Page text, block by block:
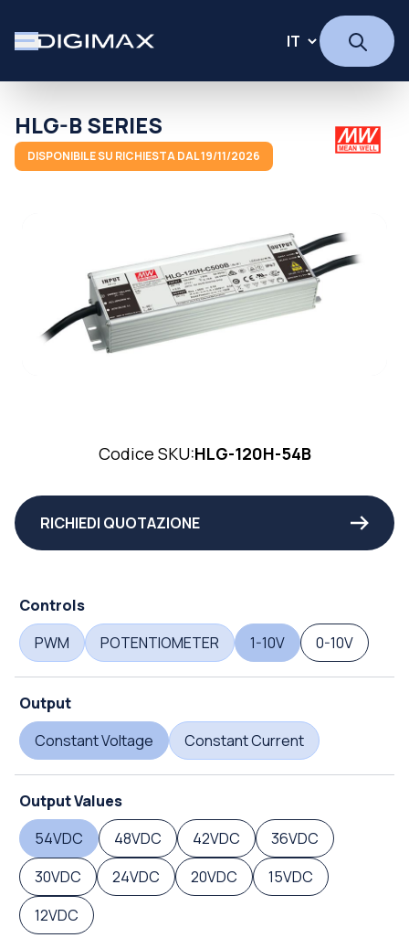
HLG-B SERIES
DISPONIBILE SU RICHIESTA DAL 19/11/2026
Codice SKU:HLG-120H-54B
RICHIEDI QUOTAZIONE
Controls
PWM
POTENTIOMETER 1-10V 0-10V
Output
Constant Voltage
Constant Current
Output Values
54VDC
48VDC 42VDC
36VDC
30VDC
24VDC 20VDC
15VDC
12VDC